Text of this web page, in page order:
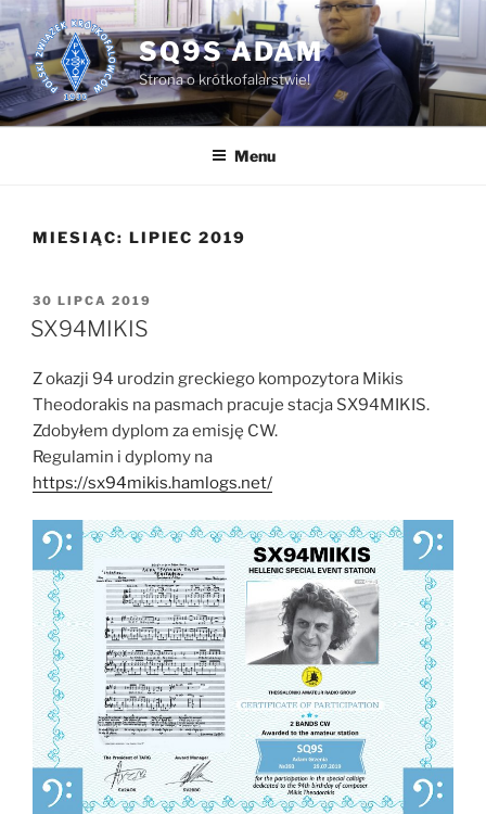
Przejdź
do
treści
SQ9S ADAM
Strona o krótkofalarstwie!
Menu
MIESIĄC: LIPIEC 2019
OPUBLIKOWANE
W
30 LIPCA 2019
SX94MIKIS
Z okazji 94 urodzin greckiego kompozytora Mikis
Theodorakis na pasmach pracuje stacja SX94MIKIS.
Zdobyłem dyplom za emisję CW.
Regulamin i dyplomy na
https://sx94mikis.hamlogs.net/